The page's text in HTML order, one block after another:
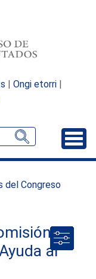
| Ongi etorri |
del Congreso
al